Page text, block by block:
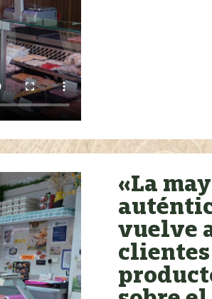
«La
vuelve
clientes